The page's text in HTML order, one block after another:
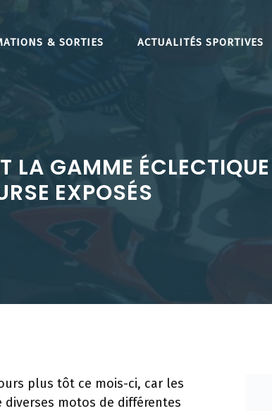
& SORTIES ACTUALITÉS SPORTIVES
GAMME ÉCLECTIQUE
EXPOSÉS
plus tôt ce mois-ci, car les
motos de différentes